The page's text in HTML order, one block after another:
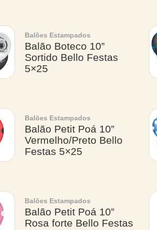
Balões Estampados
Balão Boteco 10”
Sortido Bello Festas
5×25
Balões Estampados
Balão Petit Poá 10”
Vermelho/Preto Bello
Festas 5×25
Balões Estampados
Balão Petit Poá 10”
Rosa forte Bello Festas